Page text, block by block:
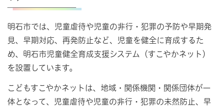
明石市では、児童虐待や児童の非行・犯罪の予防や早期発
見、早期対応、再発防止など、児童を健全に育成するた
め、明石市児童健全育成支援システム（すこやかネット）
を設置しています。
こどもすこやかネットは、地域・関係機関・関係団体が一
体となって、児童虐待や児童の非行・犯罪の未然防止、早